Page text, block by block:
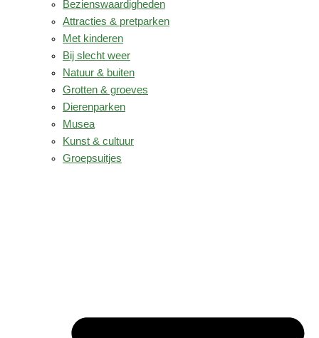
Bezienswaardigheden
Attracties & pretparken
Met kinderen
Bij slecht weer
Natuur & buiten
Grotten & groeves
Dierenparken
Musea
Kunst & cultuur
Groepsuitjes